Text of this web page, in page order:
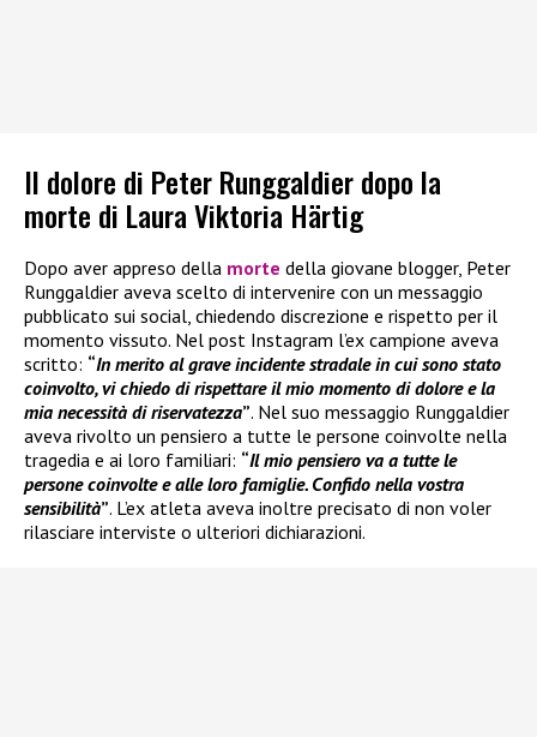
Il dolore di Peter Runggaldier dopo la
morte di Laura Viktoria Härtig
Dopo aver appreso della morte della giovane blogger, Peter
Runggaldier aveva scelto di intervenire con un messaggio
pubblicato sui social, chiedendo discrezione e rispetto per il
momento vissuto. Nel post Instagram l’ex campione aveva
scritto: “In merito al grave incidente stradale in cui sono stato
coinvolto, vi chiedo di rispettare il mio momento di dolore e la
mia necessità di riservatezza”. Nel suo messaggio Runggaldier
aveva rivolto un pensiero a tutte le persone coinvolte nella
tragedia e ai loro familiari: “Il mio pensiero va a tutte le
persone coinvolte e alle loro famiglie. Confido nella vostra
sensibilità”. L’ex atleta aveva inoltre precisato di non voler
rilasciare interviste o ulteriori dichiarazioni.